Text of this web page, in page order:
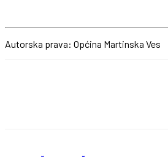
Autorska prava: Općina Martinska Ves